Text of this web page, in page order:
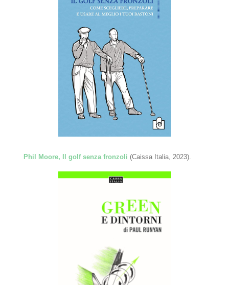
Phil Moore, Il golf senza fronzoli(Caissa Italia, 2023).